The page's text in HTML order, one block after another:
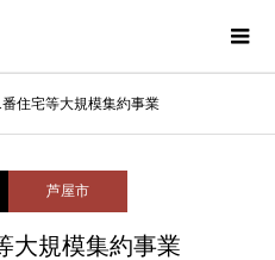
住宅等大規模集約事業
芦屋市
大規模集約事業